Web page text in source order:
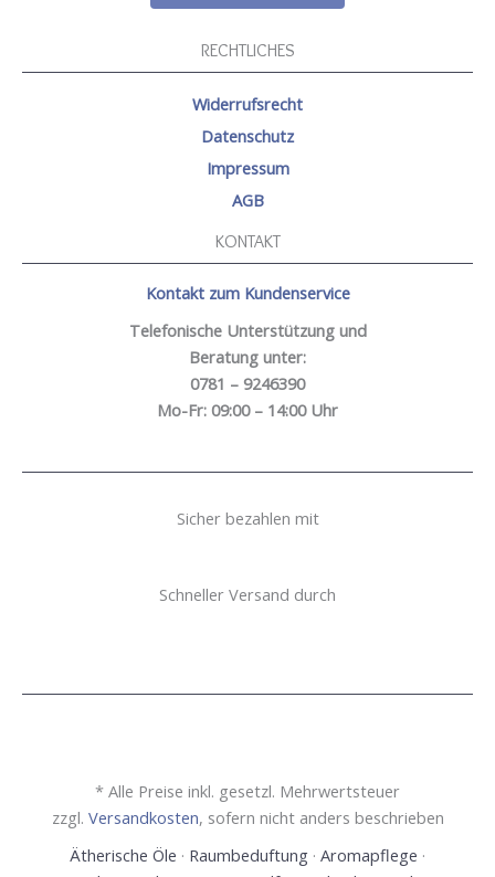
RECHTLICHES
Widerrufsrecht
Datenschutz
Impressum
AGB
KONTAKT
Kontakt zum Kundenservice
Telefonische Unterstützung und
Beratung unter:
0781 – 9246390
Mo-Fr: 09:00 – 14:00 Uhr
Sicher bezahlen mit
Schneller Versand durch
* Alle Preise inkl. gesetzl. Mehrwertsteuer
zzgl. Versandkosten, sofern nicht anders beschrieben
Ätherische Öle · Raumbeduftung · Aromapflege ·